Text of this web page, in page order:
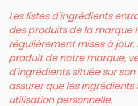
Les listes d'ingrédients
des produits de la marque
régulièrement mises à
produit de notre marque,
d'ingrédients située sur
assurer que les
utilisation personnelle.